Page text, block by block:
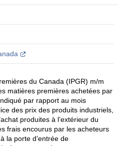
du Canada (IPGR) m/m
matières premières achetées par
par rapport au mois
des prix des produits industriels,
produites à l’extérieur du
frais encourus par les acheteurs
la porte d’entrée de